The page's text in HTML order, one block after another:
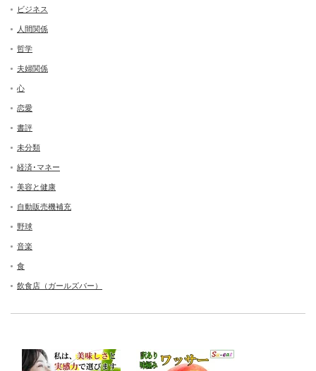
ビジネス
人間関係
哲学
夫婦関係
心
恋愛
書評
未分類
経済･マネー
美容と健康
自動販売機補充
野球
音楽
食
飲食店（ガールズバー）